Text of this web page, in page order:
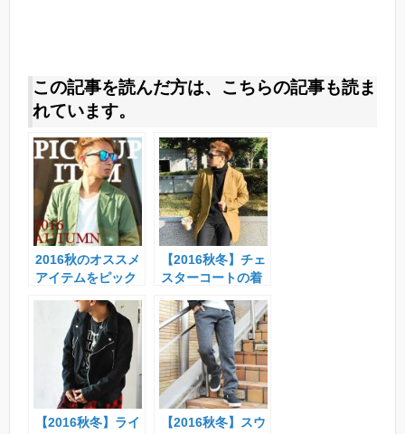
この記事を読んだ方は、こちらの記事も読ま
れています。
2016秋のオススメ
アイテムをピック
【2016秋冬】チェ
スターコートの着
ディネート
【2016秋冬】ライ
【2016秋冬】スウ